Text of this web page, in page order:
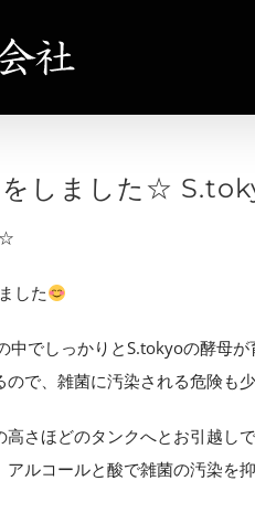
しました☆
した
でしっかりとS.tokyoの酵母が
で、雑菌に汚染される危険も
さほどのタンクへとお引越しで
ルコールと酸で雑菌の汚染を